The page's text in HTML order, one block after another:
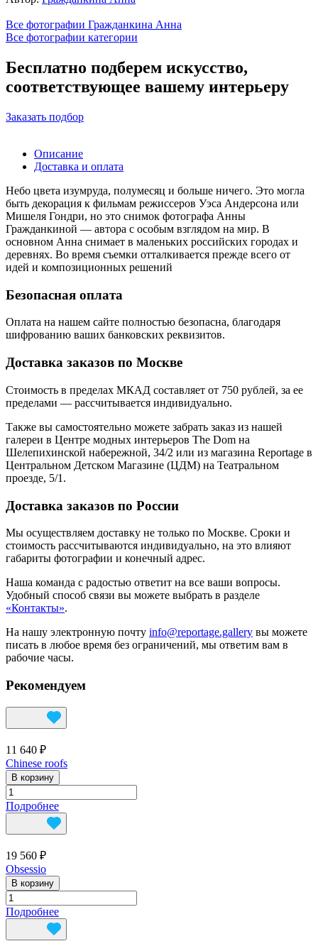
Все фотографии Гражданкина Анна
Все фотографии категории
Бесплатно подберем искусство,
соответствующее вашему интерьеру
Заказать подбор
Описание
Доставка и оплата
Небо цвета изумруда, полумесяц и больше ничего. Это могла
быть декорация к фильмам режиссеров Уэса Андерсона или
Мишеля Гондри, но это снимок фотографа Анны
Гражданкиной — автора с особым взглядом на мир. В
основном Анна снимает в маленьких российских городах и
деревнях. Во время съемки отталкивается прежде всего от
идей и композиционных решений
Безопасная оплата
Оплата на нашем сайте полностью безопасна, благодаря
шифрованию ваших банковских реквизитов.
Доставка заказов по Москве
Стоимость в пределах МКАД составляет от 750 рублей, за ее
пределами — рассчитывается индивидуально.
Также вы самостоятельно можете забрать заказ из нашей
галереи в Центре модных интерьеров The Dom на
Шелепихинской набережной, 34/2 или из магазина Reportage в
Центральном Детском Магазине (ЦДМ) на Театральном
проезде, 5/1.
Доставка заказов по России
Мы осуществляем доставку не только по Москве. Сроки и
стоимость рассчитываются индивидуально, на это влияют
габариты фотографии и конечный адрес.
Наша команда с радостью ответит на все ваши вопросы.
Удобный способ связи вы можете выбрать в разделе
«Контакты».
На нашу электронную почту info@reportage.gallery вы можете
писать в любое время без ограничений, мы ответим вам в
рабочие часы.
Рекомендуем
11 640 ₽
Сhinese roofs
В корзину
Подробнее
19 560 ₽
Obsessio
В корзину
Подробнее